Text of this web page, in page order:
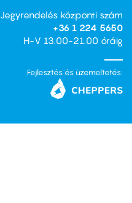
Jegyrendelés központi szám
+36 1 224 5650
H-V 13.00-21.00 óráig
Fejlesztés és üzemeltetés: